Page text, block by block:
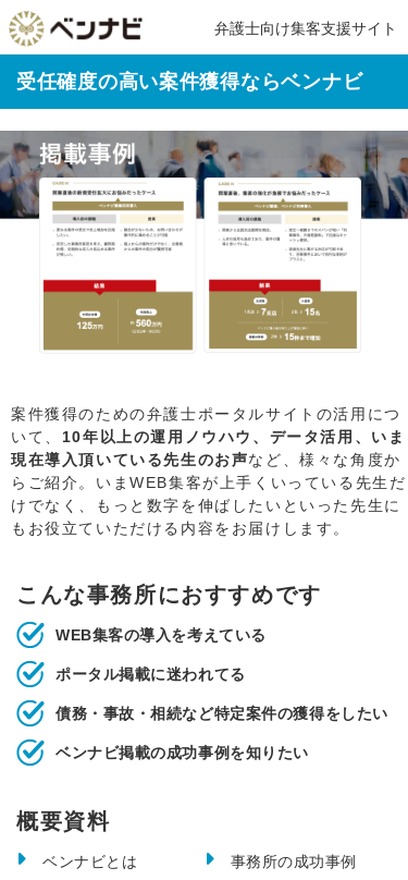
弁護士向け集客支援サイト
受任確度の高い案件獲得ならベンナビ
案件獲得のための弁護士ポータルサイトの活用につ
いて、 10年以上の運用ノウハウ、データ活用、いま
現在導入頂いている先生のお声など、様々な角度か
らご紹介。いまWEB集客が上手くいっている先生だ
けでなく、もっと数字を伸ばしたいといった先生に
もお役立ていただける内容をお届けします。
こんな事務所におすすめです
WEB集客の導入を考えている
ポータル掲載に迷われてる
債務・事故・相続など特定案件の獲得をしたい
ベンナビ掲載の成功事例を知りたい
概要資料
ベンナビとは 事務所の成功事例